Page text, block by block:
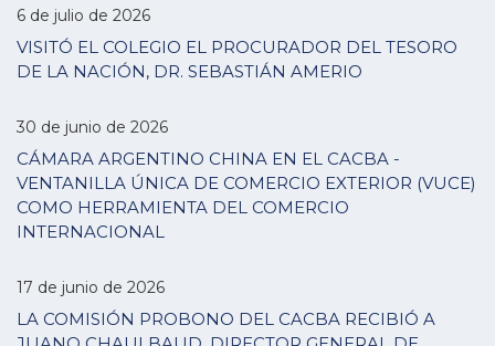
6 de julio de 2026
VISITÓ EL COLEGIO EL PROCURADOR DEL TESORO
DE LA NACIÓN, DR. SEBASTIÁN AMERIO
30 de junio de 2026
CÁMARA ARGENTINO CHINA EN EL CACBA -
VENTANILLA ÚNICA DE COMERCIO EXTERIOR (VUCE)
COMO HERRAMIENTA DEL COMERCIO
INTERNACIONAL
17 de junio de 2026
LA COMISIÓN PROBONO DEL CACBA RECIBIÓ A